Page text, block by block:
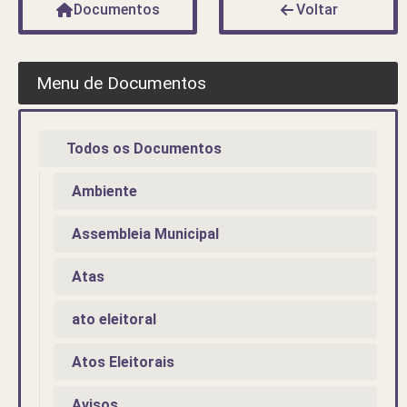
Documentos Voltar
Menu de Documentos
Todos os Documentos
Ambiente
Assembleia Municipal
Atas
ato eleitoral
Atos Eleitorais